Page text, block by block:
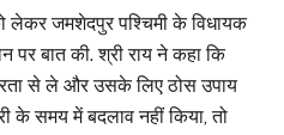
लेकर जमशेदपुर पश्चिमी के विधायक
बात की. श्री राय ने कहा कि
से ले और उसके लिए ठोस उपाय
के समय में बदलाव नहीं किया, तो